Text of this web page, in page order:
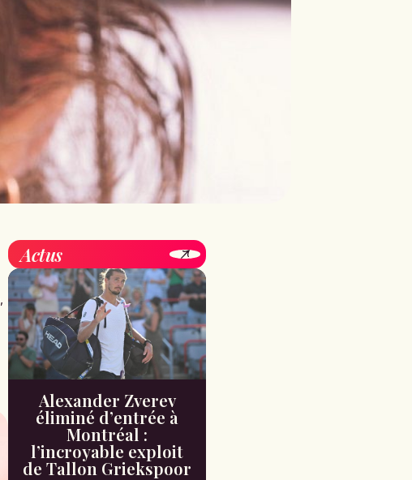
,
Actus
Alexander Zverev
éliminé d’entrée à
Montréal :
l’incroyable exploit
de Tallon Griekspoor